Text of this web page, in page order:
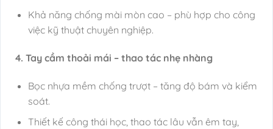
Khả năng chống mài mòn cao – phù hợp cho công
việc kỹ thuật chuyên nghiệp.
4. Tay cầm thoải mái – thao tác nhẹ nhàng
Bọc nhựa mềm chống trượt – tăng độ bám và kiểm
soát.
Thiết kế công thái học, thao tác lâu vẫn êm tay,